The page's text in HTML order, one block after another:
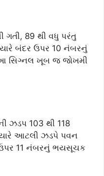
ગતી, 89 થી વધુ પરંતુ
બંદર ઉપર 10 નંબરનું
સિગ્નલ ખૂબ જ જોખમી
ઝડપ 103 થી 118
આટલી ઝડપે પવન
ઉપર 11 નંબરનું ભયસૂચક